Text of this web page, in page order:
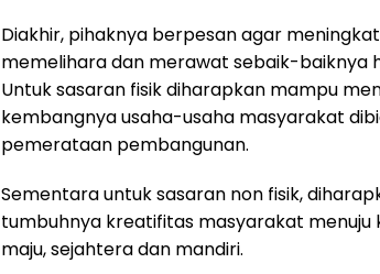
Diakhir, pihaknya berpesan agar
memelihara dan merawat sebaik-baiknya
Untuk sasaran fisik diharapkan mampu
kembangnya usaha-usaha masyarakat
pemerataan pembangunan.
Sementara untuk sasaran non fisik,
tumbuhnya kreatifitas masyarakat menuju
maju, sejahtera dan mandiri.